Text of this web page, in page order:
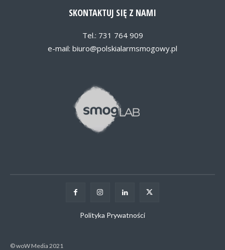
SKONTAKTUJ SIĘ Z NAMI
Tel.: 731 764 909
e-mail: biuro@polskialarmsmogowy.pl
Polityka Prywatności
© woW Media 2021